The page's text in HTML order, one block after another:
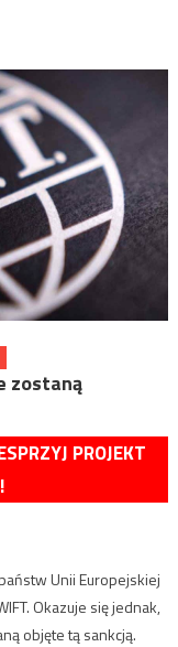
zostaną
PROJEKT
Unii Europejskiej
Okazuje się jednak,
objęte tą sankcją.